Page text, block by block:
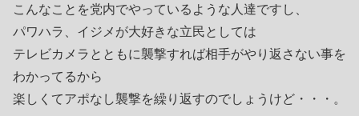
こんなことを党内でやっているような人達ですし、
パワハラ、イジメが大好きな立民としては
テレビカメラとともに襲撃すれば相手がやり返さない事を
わかってるから
楽しくてアポなし襲撃を繰り返すのでしょうけど・・・。